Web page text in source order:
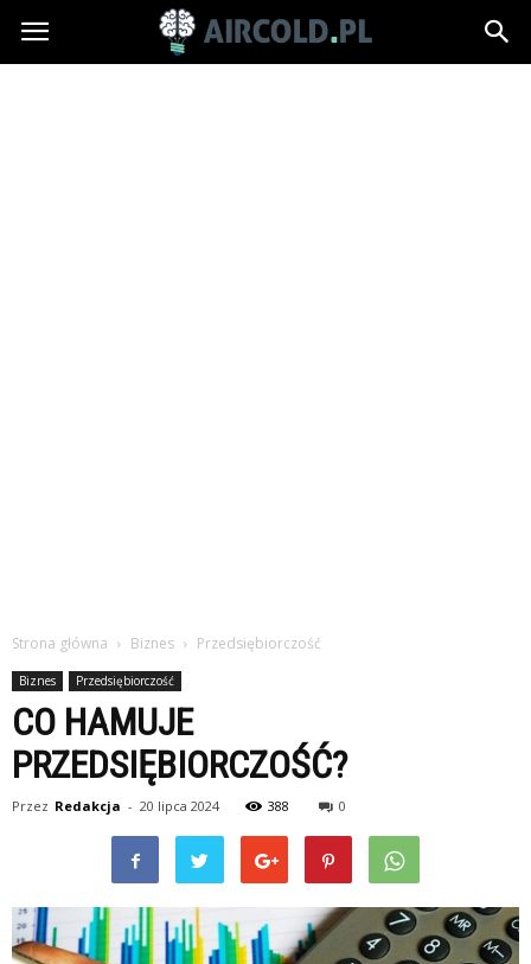
Aircold.pl
Strona główna Biznes Przedsiębiorczość
Biznes Przedsiębiorczość
CO HAMUJE
PRZEDSIĘBIORCZOŚĆ?
Przez Redakcja - 20 lipca 2024 388 0